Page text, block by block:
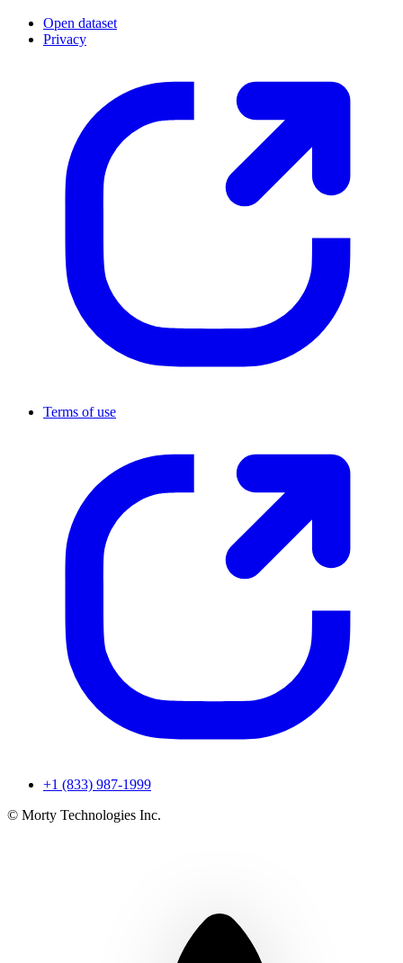
Open dataset
Privacy
Terms of use
+1 (833) 987-1999
© Morty Technologies Inc.